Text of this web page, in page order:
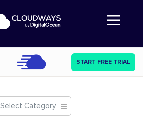
Abre a navegação
START FREE TRIAL
Select Category